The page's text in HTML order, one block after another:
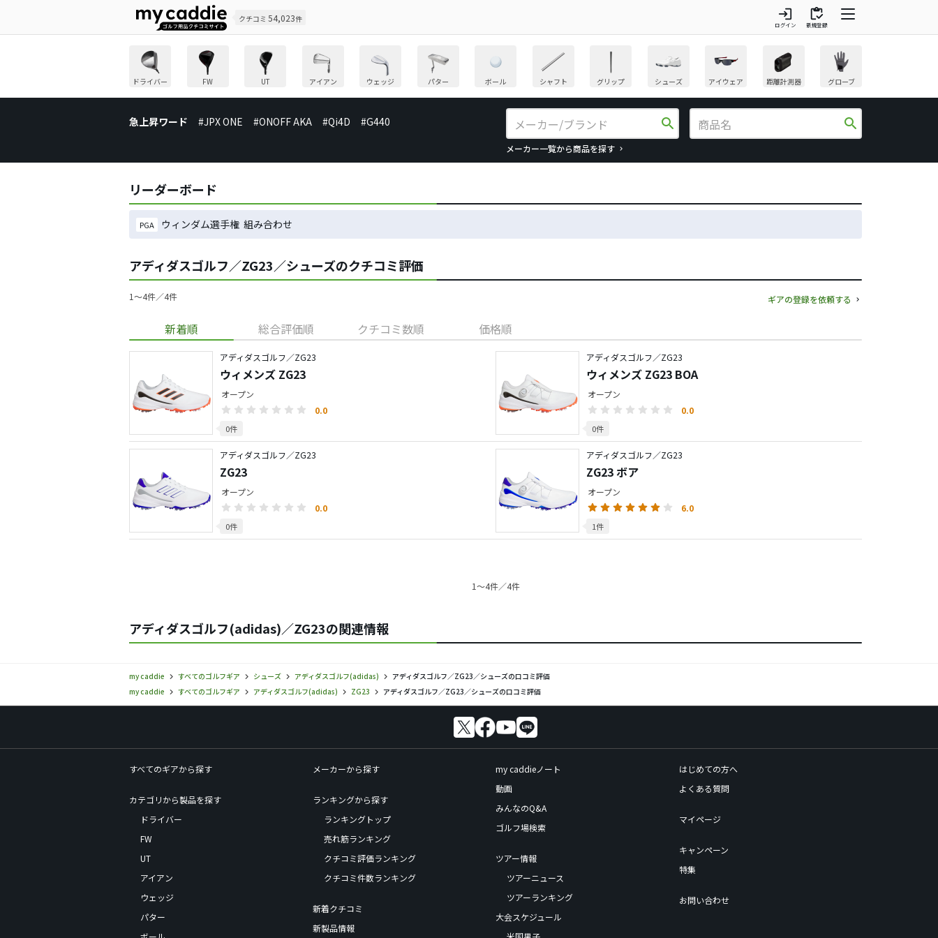
クチコミ 54,023件 login
ログイン
inventory
新規登録
ドライバー FW UT アイアン ウェッジ パター ボール シャフト グリップ シューズ アイウェア 距離計測器 グローブ
急上昇ワード #JPX ONE #ONOFF AKA #Qi4D #G440 search
メーカー一覧から商品を探す
search
リーダーボード
PGA ウィンダム選手権 組み合わせ
アディダスゴルフ／ZG23／シューズのクチコミ評価
1〜4件／4件 ギアの登録を依頼する
新着順 総合評価順 クチコミ数順 価格順
アディダスゴルフ／ZG23
ウィメンズ ZG23
オープン
0.0
0件
アディダスゴルフ／ZG23
ウィメンズ ZG23 BOA
オープン
0.0
0件
アディダスゴルフ／ZG23
ZG23
オープン
0.0
0件
アディダスゴルフ／ZG23
ZG23 ボア
オープン
6.0
1件
1〜4件／4件
アディダスゴルフ(adidas)／ZG23の関連情報
my caddie すべてのゴルフギア シューズ アディダスゴルフ(adidas)
アディダスゴルフ／ZG23／シューズの口コミ評価
my caddie
すべてのゴルフギア アディダスゴルフ(adidas) ZG23 アディダスゴルフ／ZG23／シューズの口コミ評価
すべてのギアから探す
カテゴリから製品を探す
ドライバー
FW
UT
アイアン
ウェッジ
パター
メーカーから探す
ランキングから探す
ランキングトップ
売れ筋ランキング
クチコミ評価ランキング
クチコミ件数ランキング
新着クチコミ
新製品情報
my caddieノート
動画
みんなのQ&A
ゴルフ場検索
ツアー情報
ツアーニュース
ツアーランキング
大会スケジュール
はじめての方へ
よくある質問
マイページ
キャンペーン
特集
お問い合わせ